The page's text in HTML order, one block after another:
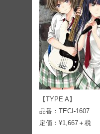
【TYPE A】
品番：TECI-1607
定価：¥1,667＋税